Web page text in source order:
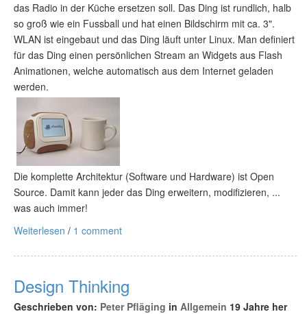
das Radio in der Küche ersetzen soll. Das Ding ist rundlich, halb
so groß wie ein Fussball und hat einen Bildschirm mit ca. 3".
WLAN ist eingebaut und das Ding läuft unter Linux. Man definiert
für das Ding einen persönlichen Stream an Widgets aus Flash
Animationen, welche automatisch aus dem Internet geladen
werden.
Die komplette Architektur (Software und Hardware) ist Open
Source. Damit kann jeder das Ding erweitern, modifizieren, ...
was auch immer!
Weiterlesen / 1 comment
Design Thinking
Geschrieben von: Peter Pfläging in Allgemein 19 Jahre her